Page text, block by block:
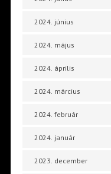
2024. június
2024. május
2024. április
2024. március
2024. február
2024. január
2023. december